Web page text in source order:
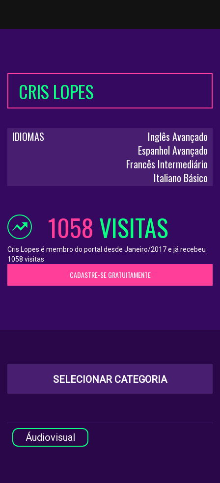
CRIS LOPES
IDIOMAS
Inglês Avançado
Espanhol Avançado
Francês Intermediário
Italiano Básico
1058 VISITAS
Cris Lopes é membro do portal desde Janeiro/2017 e já recebeu
1058 visitas
CADASTRE-SE GRATUITAMENTE
SELECIONAR CATEGORIA
Áudiovisual